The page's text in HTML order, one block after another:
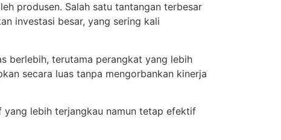
produsen. Salah satu tantangan terbesar
investasi besar, yang sering kali
berlebih, terutama perangkat yang lebih
secara luas tanpa mengorbankan kinerja
yang lebih terjangkau namun tetap efektif